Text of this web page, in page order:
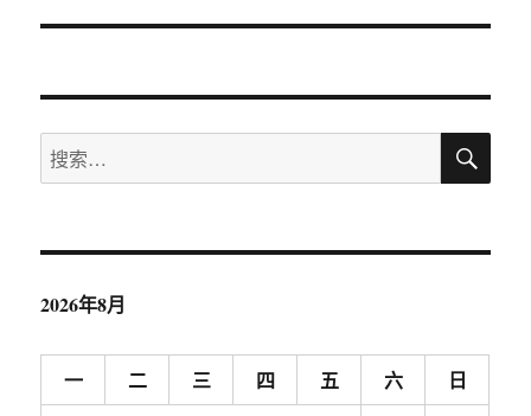
章：
搜
索：
搜
2026年8月
一 二 三 四 五 六 日